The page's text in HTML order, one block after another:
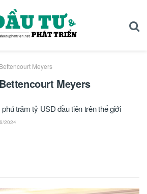
Meyers
Meyers
trăm tỷ USD đầu tiên trên thế giới
2024